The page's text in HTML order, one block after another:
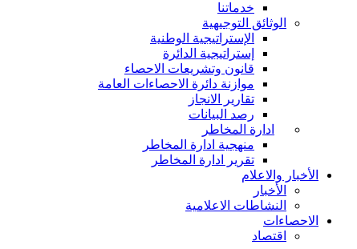
خدماتنا
الوثائق التوجيهية
الإستراتيجية الوطنية
إستراتيجية الدائرة
قانون وتشريعات الاحصاء
موازنة دائرة الاحصاءات العامة
تقارير الانجاز
رصد البيانات
ادارة المخاطر
منهجية ادارة المخاطر
تقرير ادارة المخاطر
الأخبار والاعلام
الأخبار
النشاطات الاعلامية
الاحصاءات
اقتصاد